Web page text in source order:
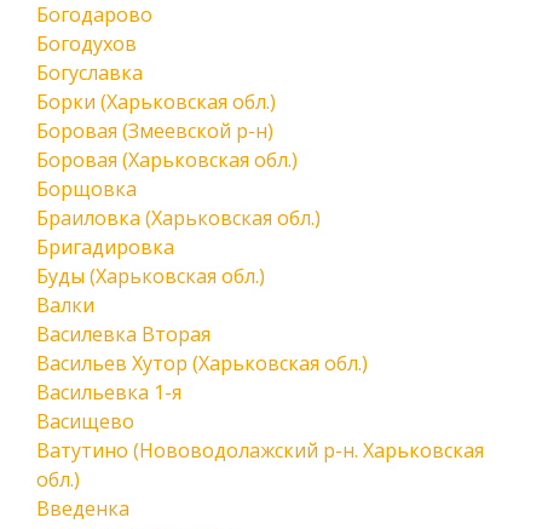
Богодарово
Богодухов
Богуславка
Борки (Харьковская обл.)
Боровая (Змеевской р-н)
Боровая (Харьковская обл.)
Борщовка
Браиловка (Харьковская обл.)
Бригадировка
Буды (Харьковская обл.)
Валки
Василевка Вторая
Васильев Хутор (Харьковская обл.)
Васильевка 1-я
Васищево
Ватутино (Нововодолажский р-н. Харьковская
обл.)
Введенка